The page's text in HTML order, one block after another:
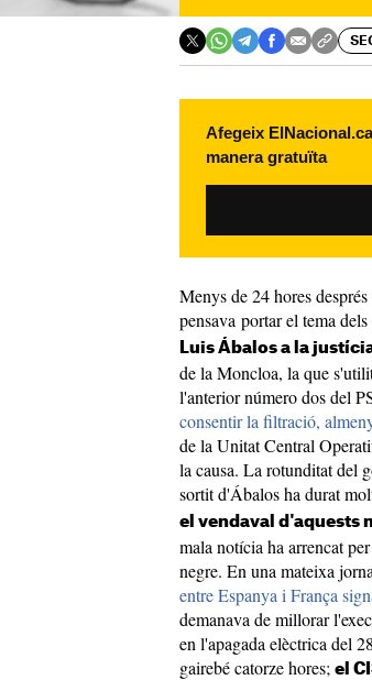
Afegeix
manera gratuïta
Menys de 24 hores
pensava portar el tema dels
Luis Ábalos a la
de la Moncloa, la que
l'anterior número dos del
consentir la filtració,
de la Unitat Central
la causa. La rotunditat del
sortit d'Ábalos ha durat
el vendaval d'aquests
mala notícia ha arrencat
negre. En una mateixa
entre Espanya i França
demanava de millorar
en l'apagada elèctrica del
gairebé catorze hores; el